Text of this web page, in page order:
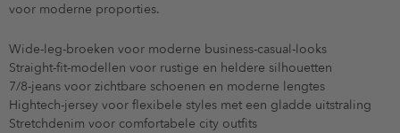
voor moderne proporties.
Wide-leg-broeken voor moderne business-casual-looks
Straight-fit-modellen voor rustige en heldere silhouetten
7/8-jeans voor zichtbare schoenen en moderne lengtes
Hightech-jersey voor flexibele styles met een gladde uitstraling
Stretchdenim voor comfortabele city outfits